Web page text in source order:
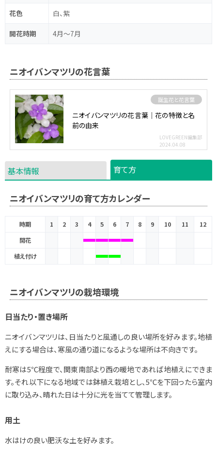
花色 白、紫
開花時期 4月～7月
ニオイバンマツリの花言葉
誕生花と花言葉
ニオイバンマツリの花言葉｜花の特徴と名
前の由来
LOVEGREEN編集部
2024.04.08
基本情報 育て方
ニオイバンマツリの育て方カレンダー
時期 1 2 3 4 5 6 7 8 9 10 11
12
開花
植え付け
ニオイバンマツリの栽培環境
日当たり・置き場所
ニオイバンマツリは、日当たりと風通しの良い場所を好みます。地植
えにする場合は、寒風の通り道になるような場所は不向きです。
耐寒は5℃程度で、関東南部より西の暖地であれば地植えにできま
す。それ以下になる地域では鉢植え栽培とし、5℃を下回ったら室内
に取り込み、晴れた日は十分に光を当てて管理します。
用土
水はけの良い肥沃な土を好みます。